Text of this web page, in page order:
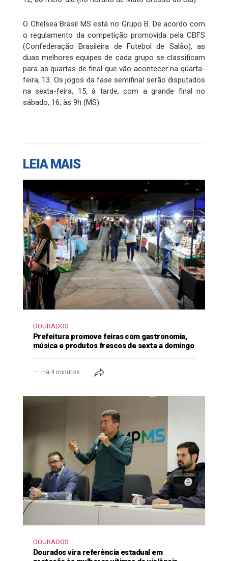
O Chelsea Brasil MS está no Grupo B. De acordo com
o regulamento da competição promovida pela CBFS
(Confederação Brasileira de Futebol de Salão), as
duas melhores equipes de cada grupo se classificam
para as quartas de final que vão acontecer na quarta-
feira, 13. Os jogos da fase semifinal serão disputados
na sexta-feira, 15, à tarde, com a grande final no
sábado, 16, às 9h (MS).
LEIA MAIS
DOURADOS
Prefeitura promove feiras com gastronomia,
música e produtos frescos de sexta a domingo
Há 4 minutos
DOURADOS
Dourados vira referência estadual em